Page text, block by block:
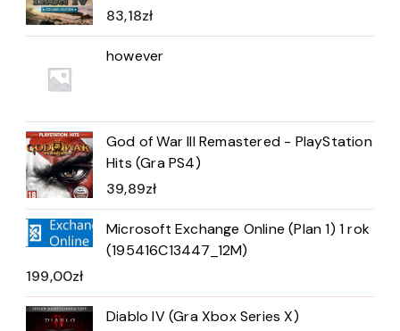
83,18zł
however
God of War III Remastered - PlayStation
Hits (Gra PS4)
39,89zł
Microsoft Exchange Online (Plan 1) 1 rok
(195416C13447_12M)
199,00zł
Diablo IV (Gra Xbox Series X)